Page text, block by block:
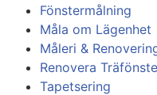
Fönstermålning
Måla om Lägenhet
Måleri &
Renovera
Tapetsering